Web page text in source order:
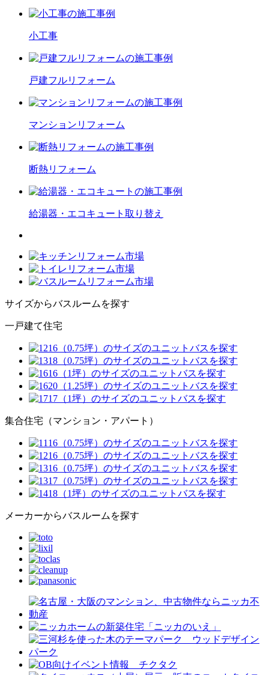
小工事
戸建フルリフォーム
マンション リフォーム
断熱リフォーム
給湯器・エコキュート 取り替え
サイズからバスルームを探す
一戸建て住宅
集合住宅（マンション・アパート）
メーカーからバスルームを探す